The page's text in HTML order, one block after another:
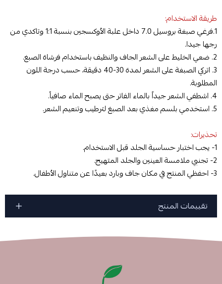
طريقة الاستخدام:
1.فرغي صبغة بروسيل 7.0 داخل علبة الأوكسجين بنسبة 1:1 وتاكدي من
رجها جيدا.
2. ضعي الخليط على الشعر الجاف والنظيف باستخدام فرشاة الصبغ.
3. اتركي الصبغة على الشعر لمدة 30-40 دقيقة، حسب درجة اللون
المطلوبة.
4. اشطفي الشعر جيداً بالماء الفاتر حتى يصبح الماء صافياً.
5. استخدمي بلسم مغذي بعد الصبغ لترطيب وتنعيم الشعر.
تحذيرات:
1- يجب اختبار حساسية الجلد قبل الاستخدام.
2- تجنبي ملامسة العينين والجلد المتهيج.
3- احفظي المنتج في مكان جاف وبارد بعيدًا عن متناول الأطفال.
تقييمات المنتج